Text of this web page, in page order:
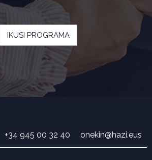
IKUSI PROGRAMA
+34 945 00 32 40 onekin@hazi.eus